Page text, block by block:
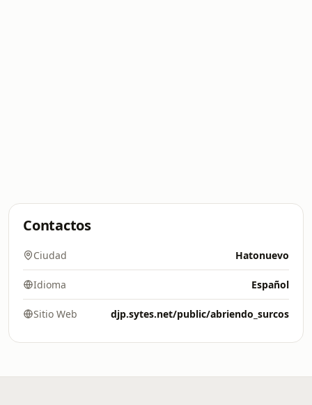
Contactos
Ciudad Hatonuevo
Idioma Español
Sitio Web djp.sytes.net/public/abriendo_surcos